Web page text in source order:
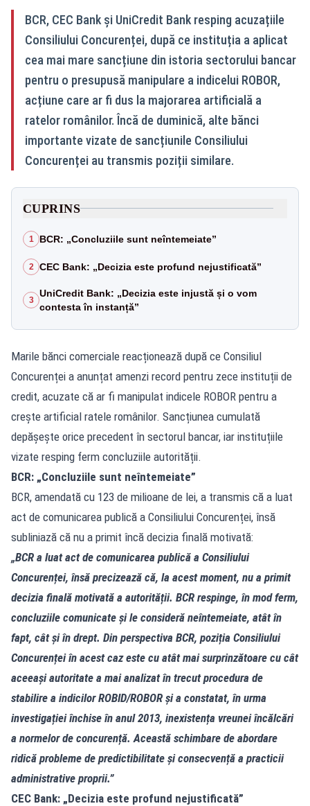
BCR, CEC Bank și UniCredit Bank resping acuzațiile
Consiliului Concurenței, după ce instituția a aplicat
cea mai mare sancțiune din istoria sectorului bancar
pentru o presupusă manipulare a indicelui ROBOR,
acțiune care ar fi dus la majorarea artificială a
ratelor românilor. Încă de duminică, alte bănci
importante vizate de sancțiunile Consiliului
Concurenței au transmis poziții similare.
CUPRINS
1 BCR: „Concluziile sunt neîntemeiate”
2 CEC Bank: „Decizia este profund nejustificată”
3
UniCredit Bank: „Decizia este injustă și o vom
contesta în instanță”
Marile bănci comerciale reacționează după ce Consiliul
Concurenței a anunțat amenzi record pentru zece instituții de
credit, acuzate că ar fi manipulat indicele ROBOR pentru a
crește artificial ratele românilor. Sancțiunea cumulată
depășește orice precedent în sectorul bancar, iar instituțiile
vizate resping ferm concluziile autorității.
BCR: „Concluziile sunt neîntemeiate”
BCR, amendată cu 123 de milioane de lei, a transmis că a luat
act de comunicarea publică a Consiliului Concurenței, însă
subliniază că nu a primit încă decizia finală motivată:
„BCR a luat act de comunicarea publică a Consiliului
Concurenței, însă precizează că, la acest moment, nu a primit
decizia finală motivată a autorității. BCR respinge, în mod ferm,
concluziile comunicate și le consideră neîntemeiate, atât în
fapt, cât și în drept. Din perspectiva BCR, poziția Consiliului
Concurenței în acest caz este cu atât mai surprinzătoare cu cât
aceeași autoritate a mai analizat în trecut procedura de
stabilire a indicilor ROBID/ROBOR și a constatat, în urma
investigației închise în anul 2013, inexistența vreunei încălcări
a normelor de concurență. Această schimbare de abordare
ridică probleme de predictibilitate și consecvență a practicii
administrative proprii.”
CEC Bank: „Decizia este profund nejustificată”